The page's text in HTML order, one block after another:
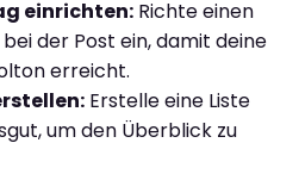
einrichten: Richte einen
der Post ein, damit deine
erreicht.
Erstelle eine Liste
um den Überblick zu